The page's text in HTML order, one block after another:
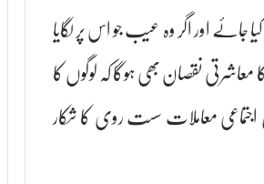
اور اگر وہ عیب جو اس پر لگایا
نقصان بھی ہوگا کہ لوگوں کا
معاملات سست روی کا شکار